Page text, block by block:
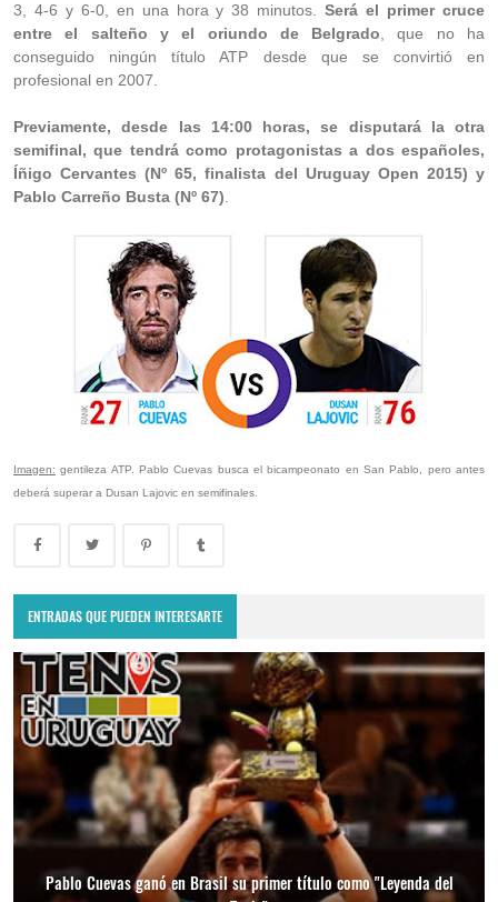
3, 4-6 y 6-0, en una hora y 38 minutos.Será el primer cruce
entre el salteño y el oriundo de Belgrado , que no ha
conseguido ningún título ATP desde que se convirtió en
profesional en 2007.
Previamente, desde las 14:00 horas, se disputará la otra
semifinal, que tendrá como protagonistas a dos españoles,
Íñigo Cervantes (Nº 65, finalista del Uruguay Open 2015) y
Pablo Carreño Busta (Nº 67)
Imagen: gentileza ATP. Pablo Cuevas busca el bicampeonato en San Pablo, pero antes
deberá superar a Dusan Lajovic en semifinales.
ENTRADAS QUE PUEDEN INTERESARTE
Pablo Cuevas ganó en Brasil su primer título como "Leyenda del